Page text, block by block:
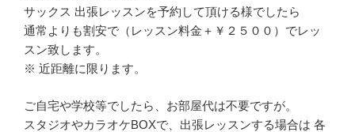
サックス 出張レッスンを予約して頂ける様でしたら
通常よりも割安で（レッスン料金＋￥２５００）でレッ
スン致します。
※ 近距離に限ります。
ご自宅や学校等でしたら、お部屋代は不要ですが。
スタジオやカラオケBOXで、出張レッスンする場合は 各